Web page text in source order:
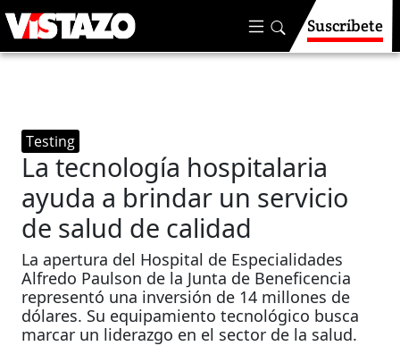
Suscríbete
Testing
La tecnología hospitalaria
ayuda a brindar un servicio
de salud de calidad
La apertura del Hospital de Especialidades
Alfredo Paulson de la Junta de Beneficencia
representó una inversión de 14 millones de
dólares. Su equipamiento tecnológico busca
marcar un liderazgo en el sector de la salud.